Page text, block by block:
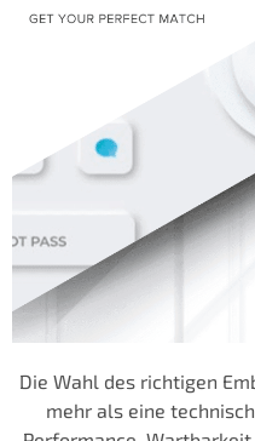
Die Wahl des richtigen
mehr als eine